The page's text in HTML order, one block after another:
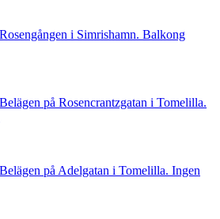
i Simrishamn. Balkong
på Rosencrantzgatan i Tomelilla.
på Adelgatan i Tomelilla. Ingen